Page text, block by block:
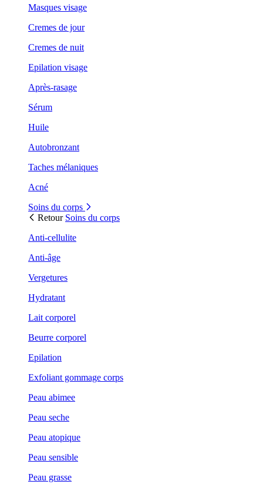
Masques visage
Cremes de jour
Cremes de nuit
Epilation visage
Après-rasage
Sérum
Huile
Autobronzant
Taches mélaniques
Acné
Soins du corps
Retour Soins du corps
Anti-cellulite
Anti-âge
Vergetures
Hydratant
Lait corporel
Beurre corporel
Epilation
Exfoliant gommage corps
Peau abimee
Peau seche
Peau atopique
Peau sensible
Peau grasse